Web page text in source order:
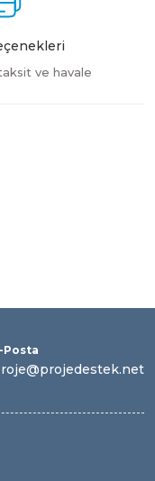
ve havale
Posta